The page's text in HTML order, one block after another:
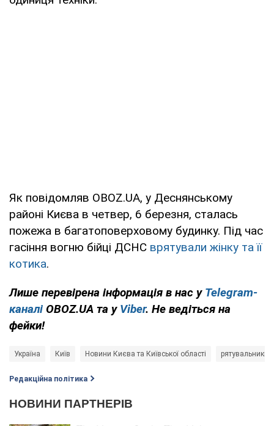
Як повідомляв OBOZ.UA, у Деснянському
районі Києва в четвер, 6 березня, сталась
пожежа в багатоповерховому будинку. Під час
гасіння вогню бійці ДСНС врятували жінку та її
котика.
Лише перевірена інформація в нас у Telegram-
каналі OBOZ.UA та у Viber. Не ведіться на
фейки!
Україна Київ Новини Києва та Київської області рятувальники
Редакційна політика